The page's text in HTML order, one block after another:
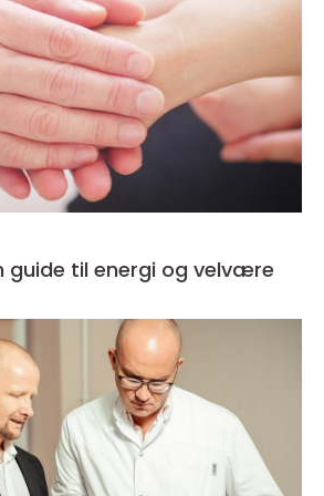
guide til energi og velvære